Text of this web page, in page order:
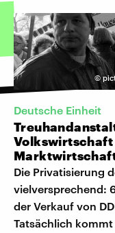
©
Deutsche Einheit
Volkswirtschaft
Die Privatisierung
vielversprechend:
der Verkauf von
Tatsächlich